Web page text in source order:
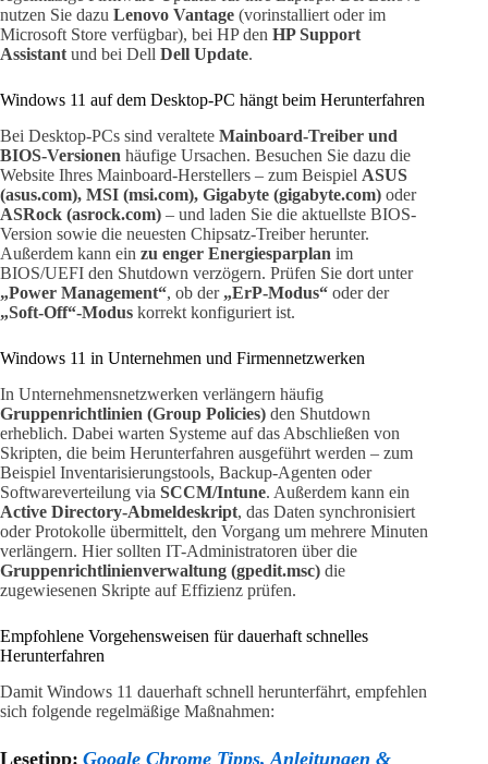
nutzen Sie dazu Lenovo Vantage (vorinstalliert oder im
Microsoft Store verfügbar), bei HP den HP Support
Assistant und bei Dell Dell Update.
Windows 11 auf dem Desktop-PC hängt beim Herunterfahren
Bei Desktop-PCs sind veraltete Mainboard-Treiber und
BIOS-Versionen häufige Ursachen. Besuchen Sie dazu die
Website Ihres Mainboard-Herstellers – zum Beispiel ASUS
(asus.com), MSI (msi.com), Gigabyte (gigabyte.com) oder
ASRock (asrock.com) – und laden Sie die aktuellste BIOS-
Version sowie die neuesten Chipsatz-Treiber herunter.
Außerdem kann ein zu enger Energiesparplan im
BIOS/UEFI den Shutdown verzögern. Prüfen Sie dort unter
„Power Management“, ob der „ErP-Modus“ oder der
„Soft-Off“-Modus korrekt konfiguriert ist.
Windows 11 in Unternehmen und Firmennetzwerken
In Unternehmensnetzwerken verlängern häufig
Gruppenrichtlinien (Group Policies) den Shutdown
erheblich. Dabei warten Systeme auf das Abschließen von
Skripten, die beim Herunterfahren ausgeführt werden – zum
Beispiel Inventarisierungstools, Backup-Agenten oder
Softwareverteilung via SCCM/Intune. Außerdem kann ein
Active Directory-Abmeldeskript, das Daten synchronisiert
oder Protokolle übermittelt, den Vorgang um mehrere Minuten
verlängern. Hier sollten IT-Administratoren über die
Gruppenrichtlinienverwaltung (gpedit.msc) die
zugewiesenen Skripte auf Effizienz prüfen.
Empfohlene Vorgehensweisen für dauerhaft schnelles
Herunterfahren
Damit Windows 11 dauerhaft schnell herunterfährt, empfehlen
sich folgende regelmäßige Maßnahmen:
Lesetipp: Google Chrome Tipps, Anleitungen &